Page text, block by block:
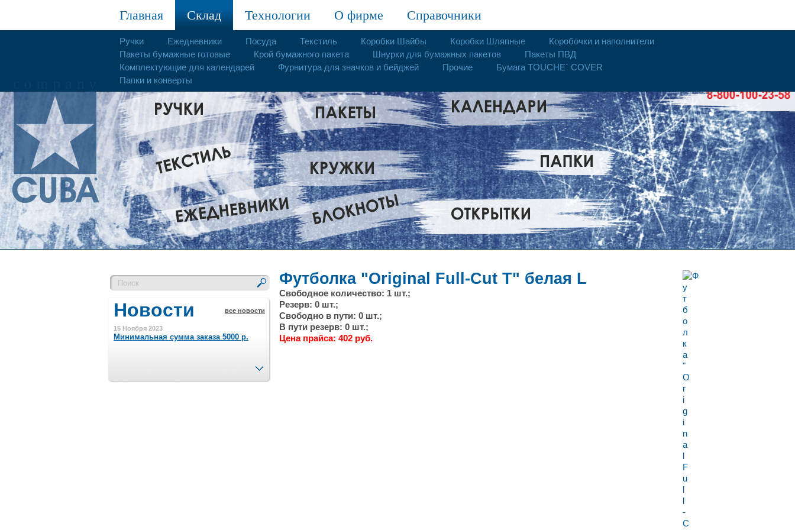
Главная Склад Технологии О фирме Справочники
Ручки Ежедневники Посуда Текстиль Коробки Шайбы Коробки Шляпные
Коробочки и наполнители
Пакеты бумажные готовые
Крой бумажного пакета Шнурки для бумажных пакетов
Пакеты ПВД
Комплектующие для календарей
Фурнитура для значков и бейджей Прочие
Бумага TOUCHE` COVER
Папки и конверты
Новости все новости
15 Ноября 2023
Минимальная сумма заказа 5000 р.
Шляпные коробочки производим
Футболка "Original Full-Cut T" белая L
Свободное количество: 1 шт.;
Резерв: 0 шт.;
Свободно в пути: 0 шт.;
В пути резерв: 0 шт.;
Цена прайса: 402 руб.